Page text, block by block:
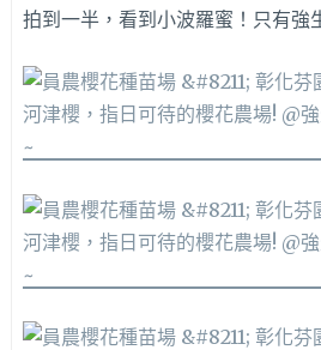
拍到一半，看到小波羅蜜！只有強